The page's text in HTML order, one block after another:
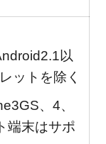
以
ットを除く
、4、
末はサポ